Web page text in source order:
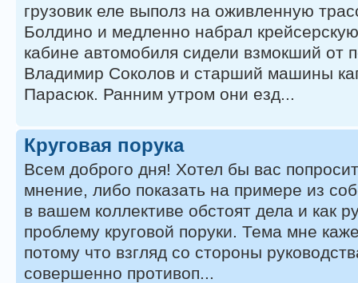
грузовик еле выполз на оживленную
Болдино и медленно набрал
кабине автомобиля сидели взмокший от
Владимир Соколов и старший машины
Парасюк. Ранним утром они езд...
Круговая порука
Всем доброго дня! Хотел бы вас
мнение, либо показать на примере из
в вашем коллективе обстоят дела и как
проблему круговой поруки. Тема мне
потому что взгляд со стороны
совершенно противоп...